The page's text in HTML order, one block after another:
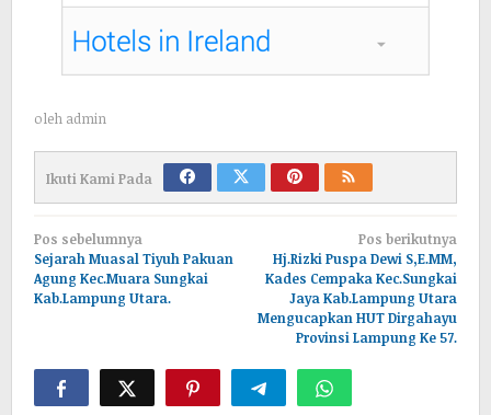
oleh admin
Ikuti Kami Pada
Navigasi
pos
Pos sebelumnya
Sejarah Muasal Tiyuh Pakuan
Agung Kec.Muara Sungkai
Kab.Lampung Utara.
Pos berikutnya
Hj.Rizki Puspa Dewi S,E.MM,
Kades Cempaka Kec.Sungkai
Jaya Kab.Lampung Utara
Mengucapkan HUT Dirgahayu
Provinsi Lampung Ke 57.